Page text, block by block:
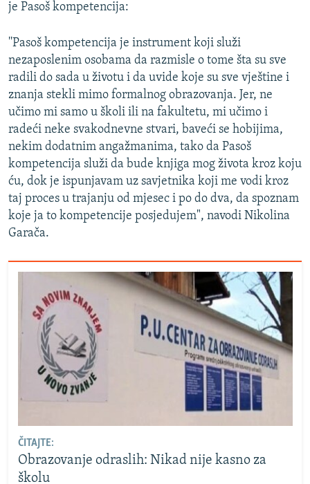
je Pasoš kompetencija:
''Pasoš kompetencija je instrument koji služi
nezaposlenim osobama da razmisle o tome šta su sve
radili do sada u životu i da uvide koje su sve vještine i
znanja stekli mimo formalnog obrazovanja. Jer, ne
učimo mi samo u školi ili na fakultetu, mi učimo i
radeći neke svakodnevne stvari, baveći se hobijima,
nekim dodatnim angažmanima, tako da Pasoš
kompetencija služi da bude knjiga mog života kroz koju
ću, dok je ispunjavam uz savjetnika koji me vodi kroz
taj proces u trajanju od mjesec i po do dva, da spoznam
koje ja to kompetencije posjedujem", navodi Nikolina
Garača.
ČITAJTE:
Obrazovanje odraslih: Nikad nije kasno za
školu